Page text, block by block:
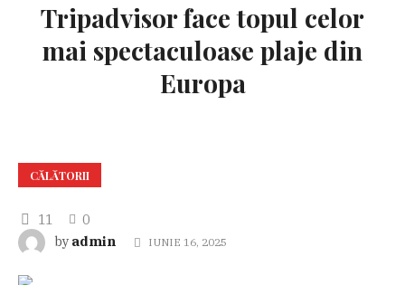
Tripadvisor face topul celor
mai spectaculoase plaje din
Europa
CĂLĂTORII
11
0
by admin IUNIE 16, 2025